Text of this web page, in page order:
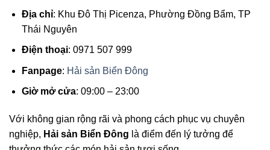
Địa chỉ: Khu Đô Thị Picenza, Phường Đồng Bẩm, TP
Thái Nguyên
Điện thoại: 0971 507 999
Fanpage: Hải sản Biển Đông
Giờ mở cửa: 09:00 – 23:00
Với không gian rộng rãi và phong cách phục vụ chuyên
nghiệp, Hải sản Biển Đông là điểm đến lý tưởng để